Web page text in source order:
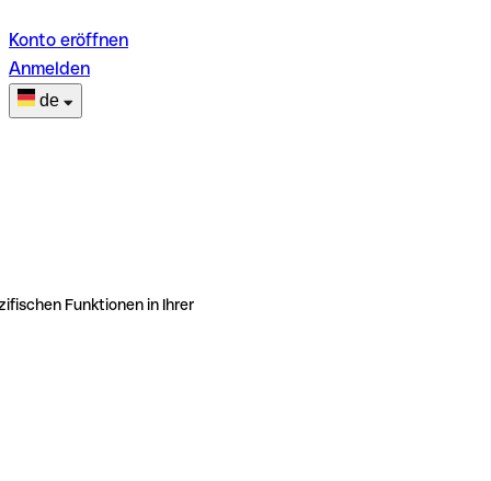
Konto eröffnen
Anmelden
de
Funktionen in Ihrer